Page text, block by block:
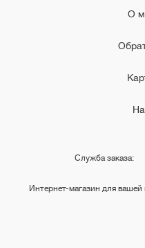
О
Служба заказа:
Интернет-магазин для